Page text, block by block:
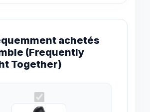
achetés
(Frequently
Together)